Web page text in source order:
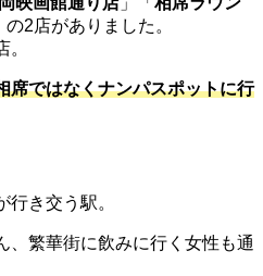
の2店がありました。
席ではなくナンパスポットに行
き交う駅。
、繁華街に飲みに行く女性も通